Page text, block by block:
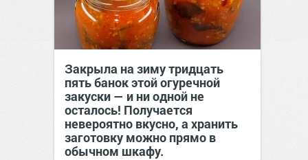
Закрыла на зиму тридцать
пять банок этой огуречной
закуски — и ни одной не
осталось! Получается
невероятно вкусно, а хранить
заготовку можно прямо в
обычном шкафу.